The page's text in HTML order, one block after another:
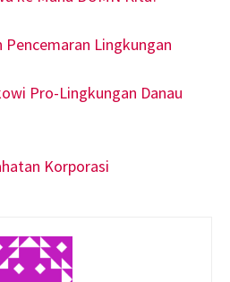
Lingkungan
Pro-Lingkungan Danau
Korporasi